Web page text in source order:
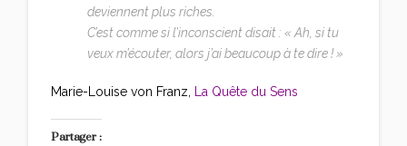
deviennent plus riches.
C’est comme si l’inconscient disait : « Ah, si tu
veux m’écouter, alors j’ai beaucoup à te dire ! »
Marie-Louise von Franz, La Quête du Sens
Partager :